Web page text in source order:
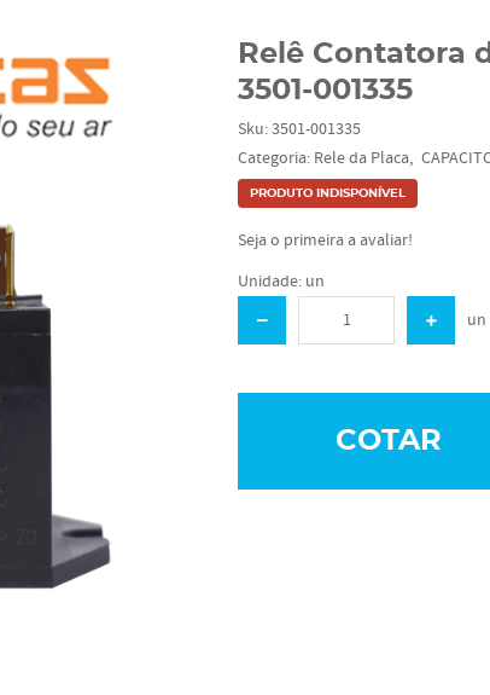
Relê Contatora
3501-001335
Sku:3501-001335
Categoria: Rele da Placa
PRODUTO INDISPONÍVEL
Seja o primeira a avaliar!
Unidade: un
un
COTAR